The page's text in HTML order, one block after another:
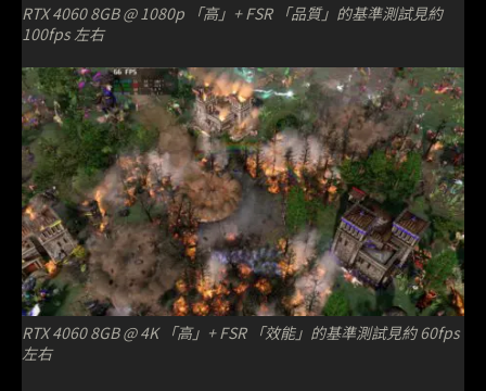
RTX 4060 8GB @ 1080p 「高」+ FSR 「品質」的基準測試見約
100fps 左右
RTX 4060 8GB @ 4K 「高」+ FSR 「效能」的基準測試見約 60fps
左右